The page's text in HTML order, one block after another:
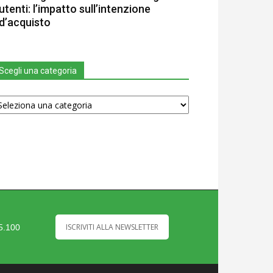
l’impatto sull’intenzione
una categoria
ISCRIVITI ALLA NEWSLETTER